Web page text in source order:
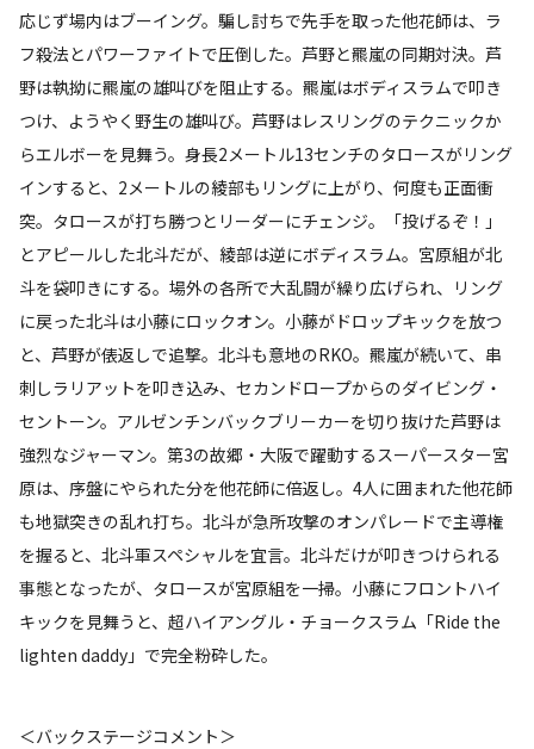
応じず場内はブーイング。騙し討ちで先手を取った他花師は、ラ
フ殺法とパワーファイトで圧倒した。芦野と羆嵐の同期対決。芦
野は執拗に羆嵐の雄叫びを阻止する。羆嵐はボディスラムで叩き
つけ、ようやく野生の雄叫び。芦野はレスリングのテクニックか
らエルボーを見舞う。身長2メートル13センチのタロースがリング
インすると、2メートルの綾部もリングに上がり、何度も正面衝
突。タロースが打ち勝つとリーダーにチェンジ。「投げるぞ！」
とアピールした北斗だが、綾部は逆にボディスラム。宮原組が北
斗を袋叩きにする。場外の各所で大乱闘が繰り広げられ、リング
に戻った北斗は小藤にロックオン。小藤がドロップキックを放つ
と、芦野が俵返しで追撃。北斗も意地のRKO。羆嵐が続いて、串
刺しラリアットを叩き込み、セカンドロープからのダイビング・
セントーン。アルゼンチンバックブリーカーを切り抜けた芦野は
強烈なジャーマン。第3の故郷・大阪で躍動するスーパースター宮
原は、序盤にやられた分を他花師に倍返し。4人に囲まれた他花師
も地獄突きの乱れ打ち。北斗が急所攻撃のオンパレードで主導権
を握ると、北斗軍スペシャルを宜言。北斗だけが叩きつけられる
事態となったが、タロースが宮原組を一掃。小藤にフロントハイ
キックを見舞うと、超ハイアングル・チョークスラム「Ride the
lighten daddy」で完全粉砕した。
＜バックステージコメント＞